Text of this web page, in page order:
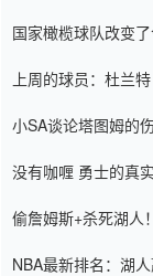
国家橄榄球队改变
上周的球员：杜兰
小SA谈论塔图姆的
没有咖喱 勇士的真
偷詹姆斯+杀死湖人
NBA最新排名：湖